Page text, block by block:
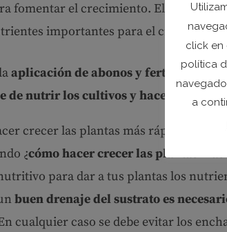
fomentar el crecimiento. El mismo
importantes para el crecimiento
aplicación de abonos y fertilizantes
de nutrir los cultivos y hacerlos crecer
crecer las plantas más rápido?
¿cómo hacer crecer las plantas
para dar a tus plantas los
buen drenaje del sustrato es
cualquier caso se debe evitar los
click en
política
a